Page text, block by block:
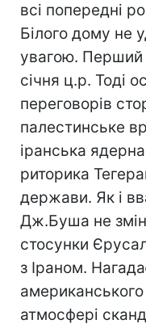
всі попередні
Білого дому не
увагою. Перший
січня ц.р. Тоді
переговорів
палестинське
іранська
риторика
держави. Як і
Дж.Буша не
стосунки
з Іраном.
атмосфері